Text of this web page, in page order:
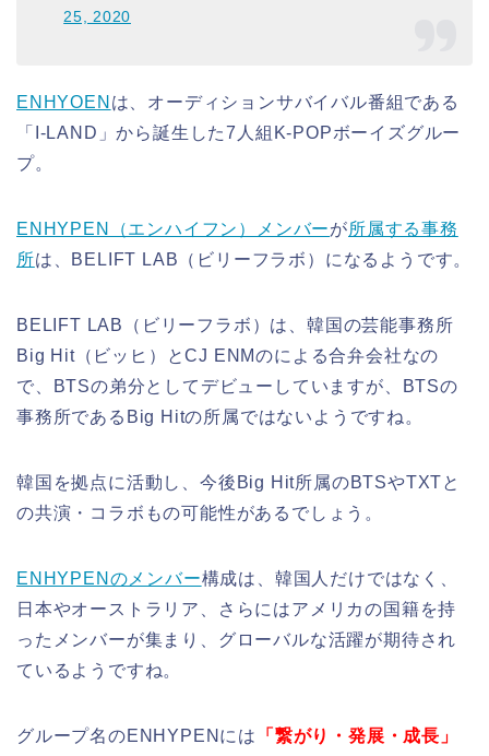
25, 2020
ENHYOEN は、オーディションサバイバル番組である
「I-LAND」から誕生した7人組K-POPボーイズグルー
プ。
ENHYPEN（エンハイフン）メンバーが所属する事務
所は、BELIFT LAB（ビリーフラボ）になるようです。
BELIFT LAB（ビリーフラボ）は、韓国の芸能事務所
Big Hit（ビッヒ）とCJ ENMのによる合弁会社なの
で、BTSの弟分としてデビューしていますが、BTSの
事務所であるBig Hitの所属ではないようですね。
韓国を拠点に活動し、今後Big Hit所属のBTSやTXTと
の共演・コラボもの可能性があるでしょう。
ENHYPENのメンバー構成は、韓国人だけではなく、
日本やオーストラリア、さらにはアメリカの国籍を持
ったメンバーが集まり、グローバルな活躍が期待され
ているようですね。
グループ名のENHYPENには
「繋がり・発展・成長」